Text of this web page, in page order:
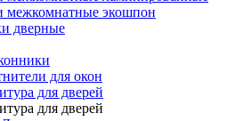
межкомнатные экошпон
дверные
для окон
для дверей
для дверей